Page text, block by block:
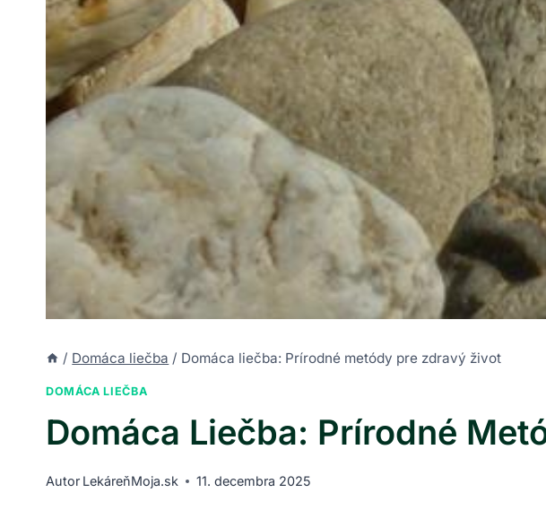
/ Domáca liečba / Domáca liečba: Prírodné metódy pre zdravý život
DOMÁCA LIEČBA
Domáca Liečba: Prírodné
Autor LekáreňMoja.sk 11. decembra 2025